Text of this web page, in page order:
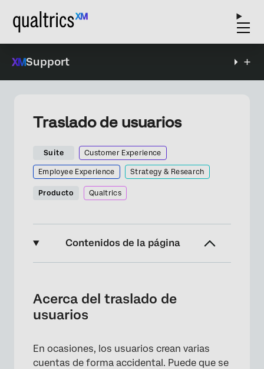
Support
Traslado de usuarios
Suite Customer Experience
Employee Experience Strategy & Research
Producto Qualtrics
Contenidos de la página
Proceso de traslado de usuarios
Traslado manual
Preguntas frequentes
Acerca del traslado de
usuarios
En ocasiones, los usuarios crean varias
cuentas de forma accidental. Puede que se